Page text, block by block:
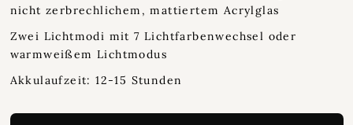
nicht zerbrechlichem, mattiertem Acrylglas
Zwei Lichtmodi mit 7 Lichtfarbenwechsel oder
warmweißem Lichtmodus
Akkulaufzeit: 12-15 Stunden